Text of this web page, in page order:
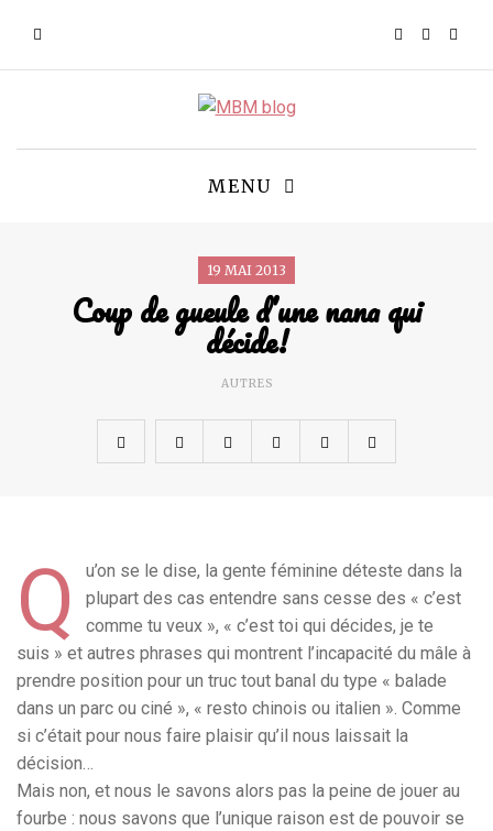
MENU
19 MAI 2013
Coup de gueule d’une nana qui
décide!
AUTRES
Q
u’on se le dise, la gente féminine déteste dans la
plupart des cas entendre sans cesse des « c’est
comme tu veux », « c’est toi qui décides, je te
suis » et autres phrases qui montrent l’incapacité du mâle à
prendre position pour un truc tout banal du type « balade
dans un parc ou ciné », « resto chinois ou italien ». Comme
si c’était pour nous faire plaisir qu’il nous laissait la
décision…
Mais non, et nous le savons alors pas la peine de jouer au
fourbe : nous savons que l’unique raison est de pouvoir se